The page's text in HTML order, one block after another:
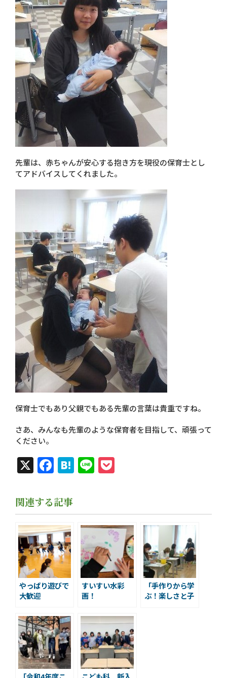
先輩は、赤ちゃんが安心する抱き方を現役の保育士とし
てアドバイスしてくれました。
保育士でもあり父親でもある先輩の言葉は貴重ですね。
さあ、みんなも先輩のような保育者を目指して、頑張って
ください。
X Facebook
Hatena
Line
関連する記事
やっぱり遊びで
大歓迎
すいすい水彩
画！
「手作りから学
ぶ！楽しさと子